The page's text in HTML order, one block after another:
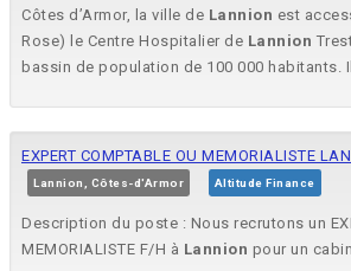
Côtes d’Armor, la ville de Lannion est
Rose) le Centre Hospitalier de Lannion
bassin de population de 100 000 habitants.
EXPERT COMPTABLE OU MEMORIALISTE
Lannion, Côtes-d'Armor Altitude Finance
Description du poste : Nous recrutons un
MEMORIALISTE F/H à Lannion pour un